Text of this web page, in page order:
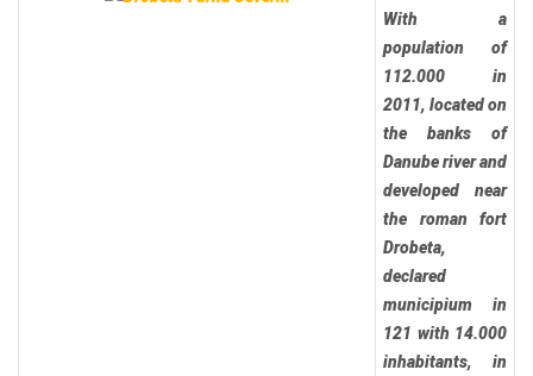
With a
population of
112.000 in
2011, located on
the banks of
Danube river and
developed near
the roman fort
Drobeta,
declared
municipium in
121 with 14.000
inhabitants, in